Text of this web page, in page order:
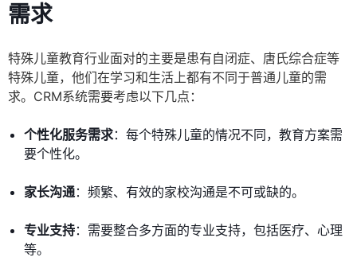
需求
特殊儿童教育行业面对的主要是患有自闭症、唐氏综合症等
特殊儿童，他们在学习和生活上都有不同于普通儿童的需
求。CRM系统需要考虑以下几点：
个性化服务需求：每个特殊儿童的情况不同，教育方案需
要个性化。
家长沟通：频繁、有效的家校沟通是不可或缺的。
专业支持：需要整合多方面的专业支持，包括医疗、心理
等。